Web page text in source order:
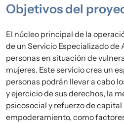
Objetivos del
El núcleo principal de la
de un Servicio Especializado de
personas en situación de
mujeres. Este servicio crea un
personas podrán llevar a cabo
y ejercicio de sus derechos, la
psicosocial y refuerzo de
empoderamiento, como